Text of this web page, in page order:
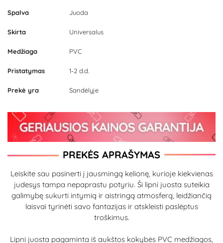
Spalva Juoda
Skirta Universalus
Medžiaga PVC
Pristatymas 1-2 d.d.
Prekė yra Sandėlyje
PREKĖS APRAŠYMAS
Leiskite sau pasinerti į jausmingą kelionę, kurioje kiekvienas
judesys tampa nepaprastu potyriu. Ši lipni juosta suteikia
galimybę sukurti intymią ir aistringą atmosferą, leidžiančią
laisvai tyrinėti savo fantazijas ir atskleisti paslėptus
troškimus.
Lipni juosta pagaminta iš aukštos kokybės PVC medžiagos,